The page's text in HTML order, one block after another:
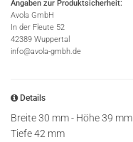
Angaben zur Produktsicherheit:
Avola GmbH
In der Fleute 52
42389 Wuppertal
info@avola-gmbh.de
Details
Breite 30 mm - Höhe 39 mm
Tiefe 42 mm